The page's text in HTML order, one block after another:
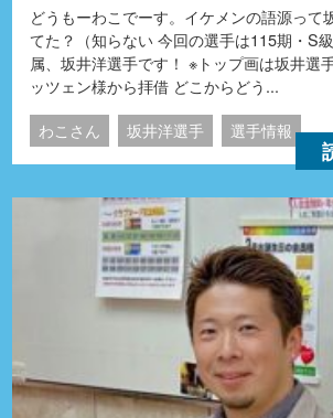
どうもーわこでーす。イケメンの語源って
てた？（知らない 今回の選手は115期・S
属、坂井洋選手です！ ※トップ画は坂井選
ッツェン様から拝借 どこからどう...
わこさん 坂井洋選手 選手情報